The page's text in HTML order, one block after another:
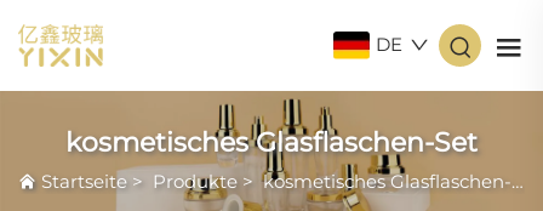
DE
kosmetisches Glasflaschen-Set
Startseite > Produkte >kosmetisches Glasflaschen-Set